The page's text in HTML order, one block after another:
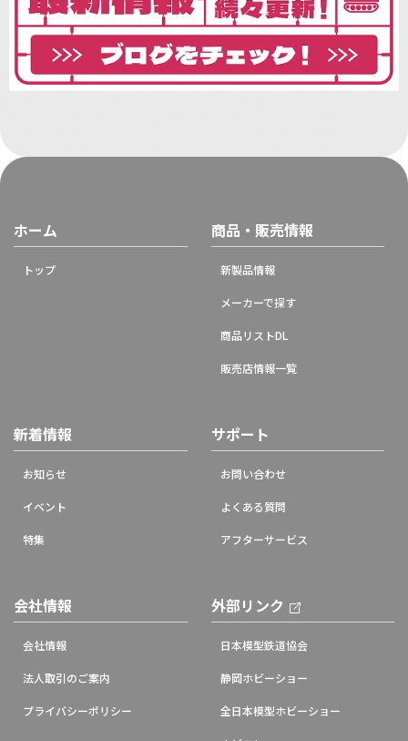
ホーム
トップ
商品・販売情報
新製品情報
メーカーで探す
商品リストDL
販売店情報一覧
新着情報
お知らせ
イベント
特集
サポート
お問い合わせ
よくある質問
アフターサービス
会社情報
会社情報
法人取引のご案内
プライバシーポリシー
外部リンク
日本模型鉄道協会
静岡ホビーショー
全日本模型ホビーショー